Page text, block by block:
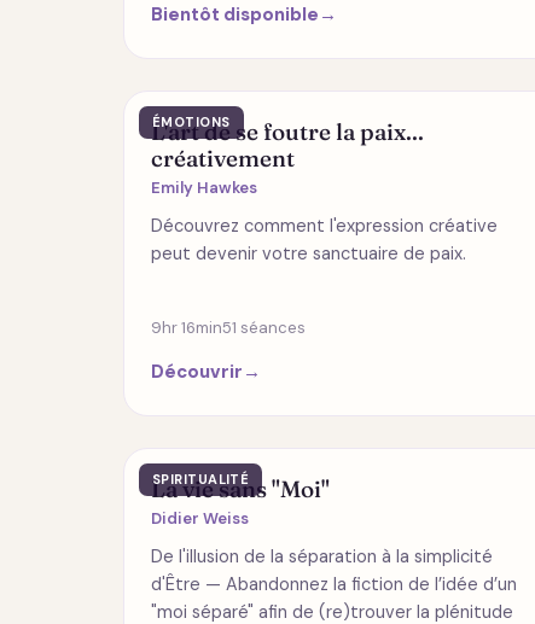
Bientôt disponible →
ÉMOTIONS
L'art de se foutre la paix...
créativement
Emily Hawkes
Découvrez comment l'expression créative
peut devenir votre sanctuaire de paix.
9hr 16min51 séances
Découvrir →
SPIRITUALITÉ
La vie sans "Moi"
Didier Weiss
De l'illusion de la séparation à la simplicité
d'Être — Abandonnez la fiction de l’idée d’un
"moi séparé" afin de (re)trouver la plénitude